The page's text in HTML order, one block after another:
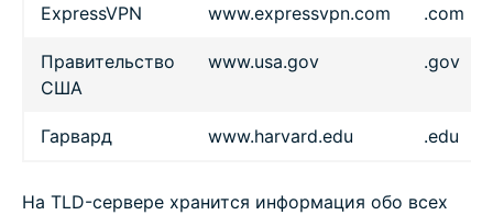
ExpressVPN www.expressvpn.com .com
Правительство
США
www.usa.gov .gov
Гарвард www.harvard.edu .edu
На TLD-сервере хранится информация обо всех